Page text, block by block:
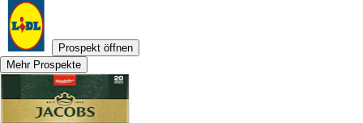
Prospekt öffnen
Mehr Prospekte